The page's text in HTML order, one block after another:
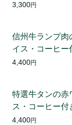
3,300円
信州牛ランプ
イス・コーヒー
4,400円
特選牛タンの
ス・コーヒー付
4,400円